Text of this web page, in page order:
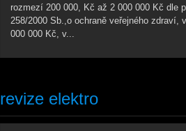
rozmezí 200 000, Kč až 2 000 000 Kč dle
258/2000 Sb.,o ochraně veřejného
000 000 Kč, v...
revize elektro